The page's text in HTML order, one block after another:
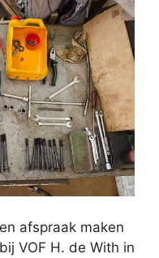
afspraak maken
VOF H. de With in